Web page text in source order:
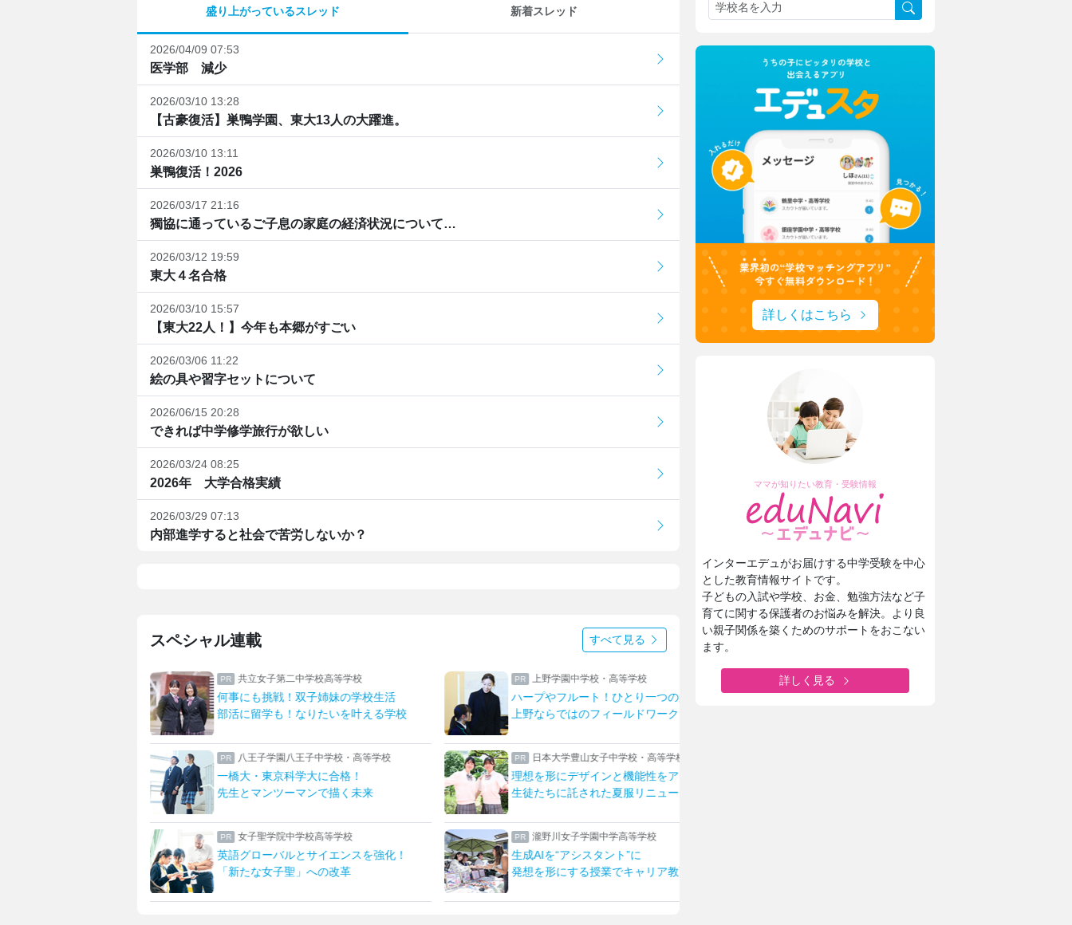
盛り上がっているスレッド 新着スレッド
2026/04/09 07:53
医学部 減少
2026/03/10 13:28
【古豪復活】巣鴨学園、東大13人の大躍進。
2026/03/10 13:11
巣鴨復活！2026
2026/03/17 21:16
獨協に通っているご子息の家庭の経済状況について…
2026/03/12 19:59
東大４名合格
2026/03/10 15:57
【東大22人！】今年も本郷がすごい
2026/03/06 11:22
絵の具や習字セットについて
2026/06/15 20:28
できれば中学修学旅行が欲しい
2026/03/24 08:25
2026年 大学合格実績
2026/03/29 07:13
内部進学すると社会で苦労しないか？
スペシャル連載 すべて見る
共立女子第二中学校高等学校
何事にも挑戦！双子姉妹の学校生活
部活に留学も！なりたいを叶える学校
八王子学園八王子中学校・高等学校
一橋大・東京科学大に合格！
先生とマンツーマンで描く未来
女子聖学院中学校高等学校
英語グローバルとサイエンスを強化！
「新たな女子聖」への改革
上野学園中学校・高等学校
ハープやフルート！ひとり一つの楽器
上野ならではのフィールドワーク
日本大学豊山女子中学校・高等学校
理想を形にデザインと機能性をアップ
生徒たちに託された夏服リニューアル
瀧野川女子学園中学高等学校
生成AIを“アシスタント”に
発想を形にする授業でキャリア教育
東京家政大学附属女子中学校高等学校
新校長に就任！未来の展望について取材
詳しくはこちら
ママが知りたい教育・受験情報
インターエデュがお届けする中学受験を中心
とした教育情報サイトです。
子どもの入試や学校、お金、勉強方法など子
育てに関する保護者のお悩みを解決。より良
い親子関係を築くためのサポートをおこない
ます。
詳しく見る